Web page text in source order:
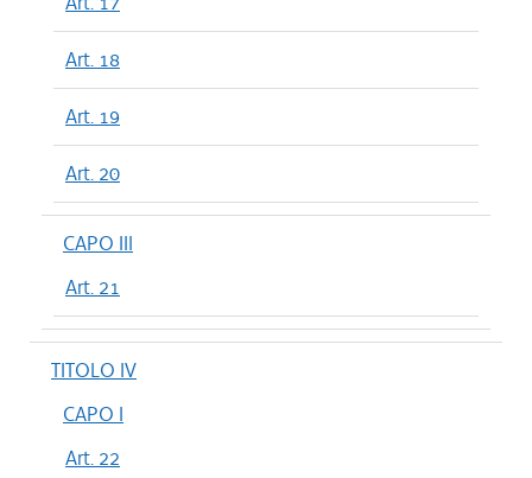
Art. 18
Art. 19
Art. 20
CAPO III
Art. 21
TITOLO IV
CAPO I
Art. 22